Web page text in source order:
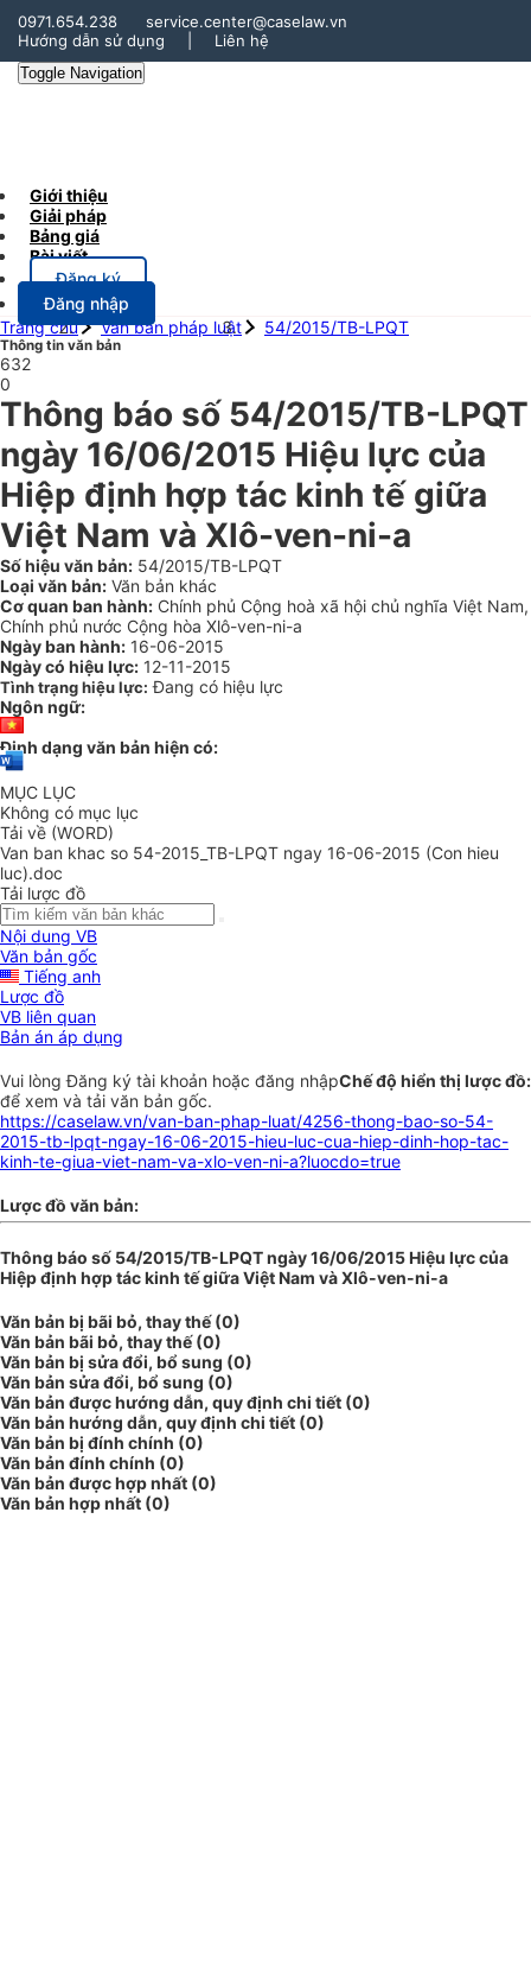
0971.654.238
service.center@caselaw.vn
Hướng dẫn sử dụng
Liên hệ
Toggle Navigation
Giới thiệu
Giải pháp
Bảng giá
Bài viết
Đăng ký
Đăng nhập
Trang chủ
Văn bản pháp luật 54/2015/TB-LPQT
Thông tin văn bản
632
0
Thông báo số 54/2015/TB-LPQT
ngày 16/06/2015 Hiệu lực của
Hiệp định hợp tác kinh tế giữa
Việt Nam và Xlô-ven-ni-a
Số hiệu văn bản: 54/2015/TB-LPQT
Loại văn bản: Văn bản khác
Cơ quan ban hành: Chính phủ Cộng hoà xã hội chủ nghĩa Việt Nam,
Chính phủ nước Cộng hòa Xlô-ven-ni-a
Ngày ban hành: 16-06-2015
Ngày có hiệu lực: 12-11-2015
Tình trạng hiệu lực: Đang có hiệu lực
Ngôn ngữ:
Định dạng văn bản hiện có:
MỤC LỤC
Không có mục lục
Tải về (WORD)
Van ban khac so 54-2015_TB-LPQT ngay 16-06-2015 (Con hieu
luc).doc
Tải lược đồ
Nội dung VB
Văn bản gốc
Tiếng anh
Lược đồ
VB liên quan
Bản án áp dụng
Chế độ hiển thị lược đồ:
Vui lòngĐăng ký tài khoản hoặc đăng nhập
để xem và tải văn bản gốc.
https://caselaw.vn/van-ban-phap-luat/4256-thong-bao-so-54-
2015-tb-lpqt-ngay-16-06-2015-hieu-luc-cua-hiep-dinh-hop-tac-
kinh-te-giua-viet-nam-va-xlo-ven-ni-a?luocdo=true
Lược đồ văn bản:
Thông báo số 54/2015/TB-LPQT ngày 16/06/2015 Hiệu lực của
Hiệp định hợp tác kinh tế giữa Việt Nam và Xlô-ven-ni-a
Văn bản bị bãi bỏ, thay thế (0)
Văn bản bãi bỏ, thay thế (0)
Văn bản bị sửa đổi, bổ sung (0)
Văn bản sửa đổi, bổ sung (0)
Văn bản được hướng dẫn, quy định chi tiết (0)
Văn bản hướng dẫn, quy định chi tiết (0)
Văn bản bị đính chính (0)
Văn bản đính chính (0)
Văn bản được hợp nhất (0)
Văn bản hợp nhất (0)